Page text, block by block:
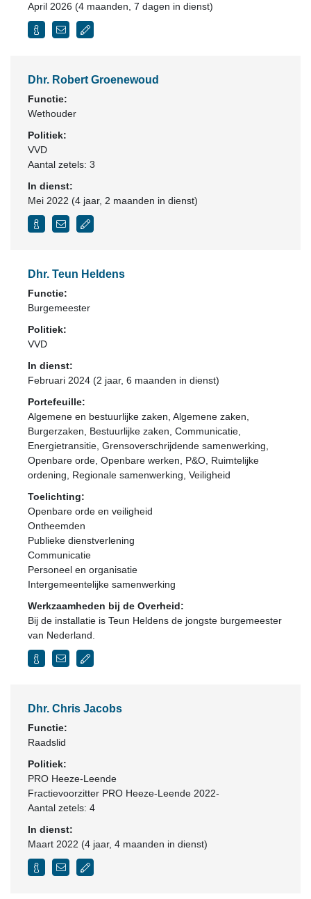
April 2026 (4 maanden, 7 dagen in dienst)
Dhr. Robert Groenewoud
Functie:
Wethouder
Politiek:
VVD
Aantal zetels: 3
In dienst:
Mei 2022 (4 jaar, 2 maanden in dienst)
Dhr. Teun Heldens
Functie:
Burgemeester
Politiek:
VVD
In dienst:
Februari 2024 (2 jaar, 6 maanden in dienst)
Portefeuille:
Algemene en bestuurlijke zaken, Algemene zaken,
Burgerzaken, Bestuurlijke zaken, Communicatie,
Energietransitie, Grensoverschrijdende samenwerking,
Openbare orde, Openbare werken, P&O, Ruimtelijke
ordening, Regionale samenwerking, Veiligheid
Toelichting:
Openbare orde en veiligheid
Ontheemden
Publieke dienstverlening
Communicatie
Personeel en organisatie
Intergemeentelijke samenwerking
Werkzaamheden bij de Overheid:
Bij de installatie is Teun Heldens de jongste burgemeester
van Nederland.
Dhr. Chris Jacobs
Functie:
Raadslid
Politiek:
PRO Heeze-Leende
Fractievoorzitter PRO Heeze-Leende 2022-
Aantal zetels: 4
In dienst:
Maart 2022 (4 jaar, 4 maanden in dienst)